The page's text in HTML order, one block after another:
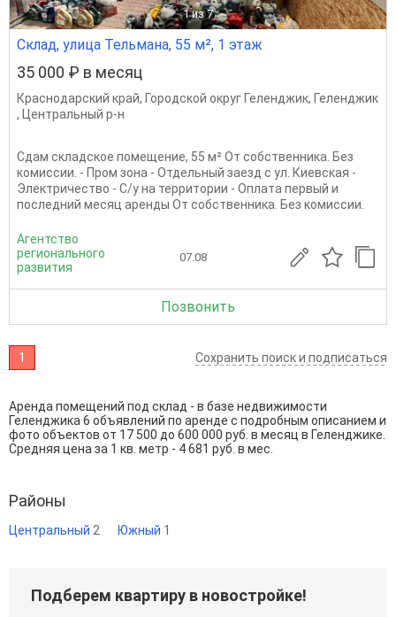
1 из 7
Склад, улица Тельмана, 55 м², 1 этаж
35 000 ₽ в месяц
Краснодарский край, Городской округ Геленджик, Геленджик
,
Центральный р-н
Сдам складское помещение, 55 м² От собственника. Без
комиссии. - Пром зона - Отдельный заезд с ул. Киевская -
Электричество - С/у на территории - Оплата первый и
последний месяц аренды От собственника. Без комиссии.
Агентство
регионального
развития
07.08
Позвонить
1 Сохранить поиск и подписаться
Аренда помещений под склад - в базе недвижимости
Геленджика 6 объявлений по аренде с подробным описанием и
фото объектов от 17 500 до 600 000 руб. в месяц в Геленджике.
Средняя цена за 1 кв. метр - 4 681 руб. в мес.
Районы
Центральный 2 Южный 1
Подберем квартиру в новостройке!